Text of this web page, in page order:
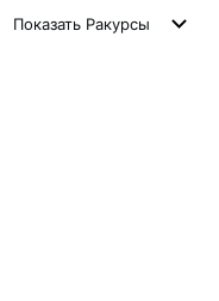
Показать Ракурсы